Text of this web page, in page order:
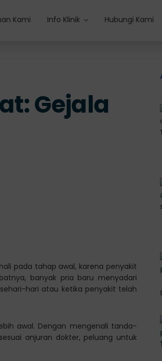
Kami Info Klinik Hubungi Kami
Gejala
pada tahap awal, karena penyakit
banyak pria baru menyadari
hari atau ketika penyakit telah
awal. Dengan mengenali tanda-
anjuran dokter, peluang untuk